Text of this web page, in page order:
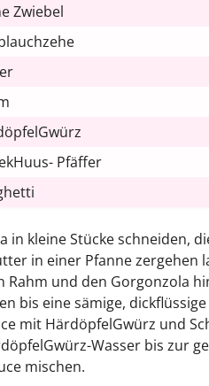
Zwiebel
Pfäffer
in kleine Stücke schneiden,
in einer Pfanne zergehen
Rahm und den Gorgonzola
bis eine sämige,
mit HärdöpfelGwürz und
Wasser bis zur
mischen.